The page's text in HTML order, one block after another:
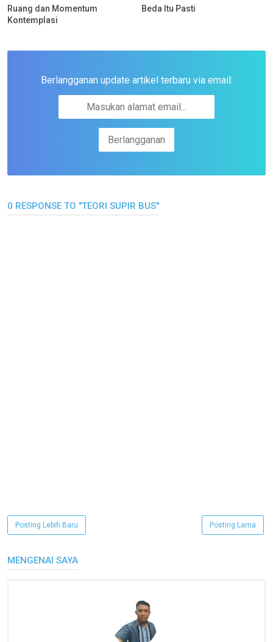
Ruang dan Momentum
Kontemplasi
Beda Itu Pasti
Berlangganan update artikel terbaru via email:
0 RESPONSE TO "TEORI SUPIR BUS"
Posting Lebih Baru Posting Lama
MENGENAI SAYA